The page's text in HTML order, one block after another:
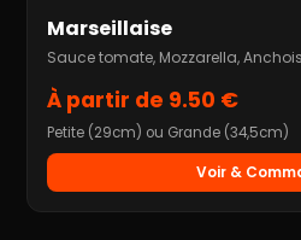
Marseillaise
Sauce tomate, Mozzarella,
À partir de 9.50 €
Petite (29cm) ou Grande (34,5cm)
Voir &